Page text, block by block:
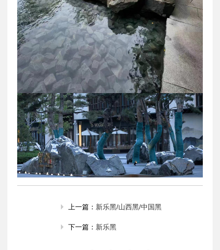
上一篇： 新乐黑/山西黑/中国黑
下一篇： 新乐黑